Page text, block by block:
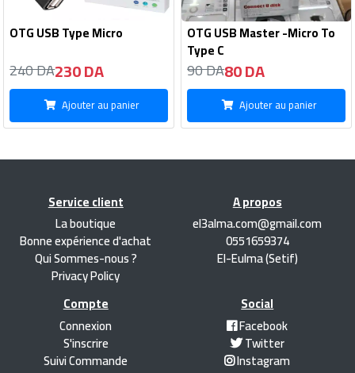
OTG USB Type Micro
240 DA230 DA
Ajouter au panier
OTG USB Master -Micro To
Type C
90 DA80 DA
Ajouter au panier
Service client
La boutique
Bonne expérience d'achat
Qui Sommes-nous ?
Privacy Policy
A propos
el3alma.com@gmail.com
0551659374
El-Eulma (Setif)
Compte
Connexion
S'inscrire
Suivi Commande
Social
Facebook
Twitter
Instagram